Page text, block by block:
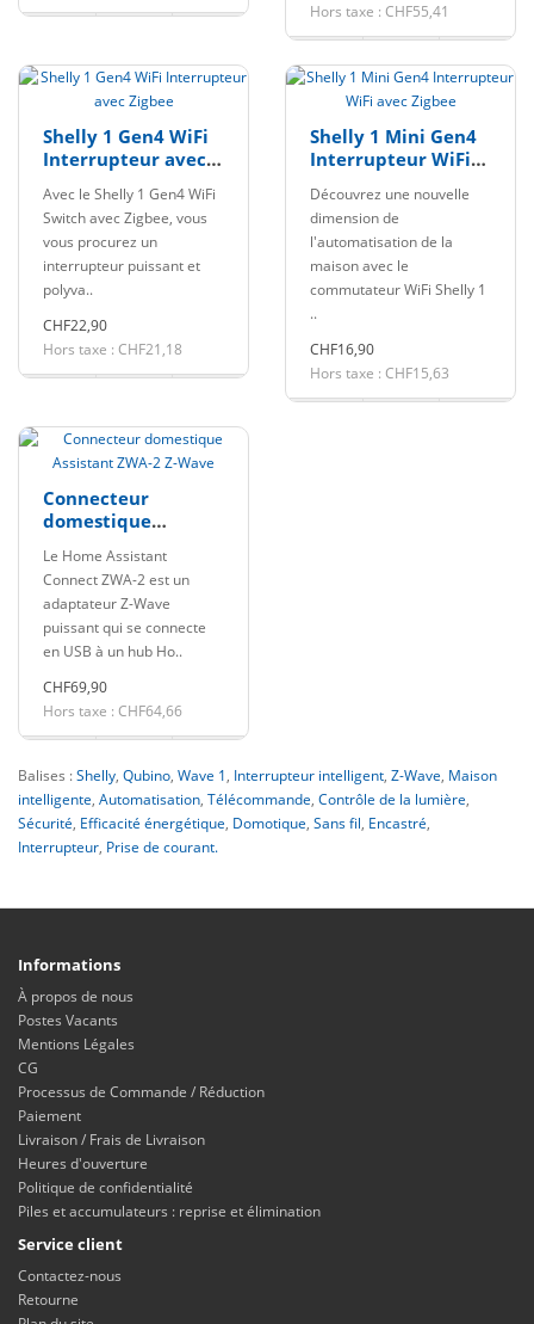
Hors taxe : CHF55,41
Shelly 1 Gen4 WiFi
Interrupteur avec
Avec le Shelly 1 Gen4 WiFi
Switch avec Zigbee, vous
vous procurez un
interrupteur puissant et
polyva..
CHF22,90
Hors taxe : CHF21,18
Shelly 1 Mini Gen4
Interrupteur WiFi
Découvrez une nouvelle
dimension de
l'automatisation de la
maison avec le
commutateur WiFi Shelly 1
..
CHF16,90
Hors taxe : CHF15,63
Connecteur
domestique
Wave
Le Home Assistant
Connect ZWA-2 est un
adaptateur Z-Wave
puissant qui se connecte
en USB à un hub Ho..
CHF69,90
Hors taxe : CHF64,66
Balises :Shelly, Qubino, Wave 1, Interrupteur intelligent, Z-Wave, Maison
intelligente, Automatisation, Télécommande, Contrôle de la lumière,
Sécurité, Efficacité énergétique, Domotique, Sans fil, Encastré,
Interrupteur, Prise de courant.
Informations
À propos de nous
Postes Vacants
Mentions Légales
CG
Processus de Commande / Réduction
Paiement
Livraison / Frais de Livraison
Heures d'ouverture
Politique de confidentialité
Piles et accumulateurs : reprise et élimination
Service client
Contactez-nous
Retourne